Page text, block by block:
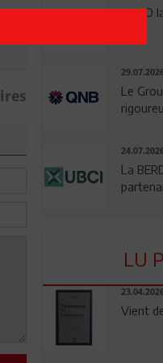
OPPO
Le
La
LU
Vient